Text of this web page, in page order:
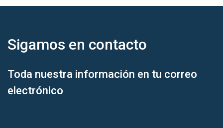
Sigamos en contacto
Toda nuestra información en tu correo
electrónico